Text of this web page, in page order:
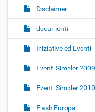
Disclaimer
documenti
Iniziative ed Eventi
Eventi Simpler 2009
Eventi Simpler 2010
Flash Europa